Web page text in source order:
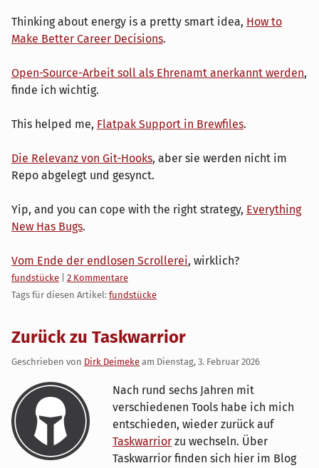
Thinking about energy is a pretty smart idea, How to
Make Better Career Decisions.
Open-Source-Arbeit soll als Ehrenamt anerkannt werden,
finde ich wichtig.
This helped me, Flatpak Support in Brewfiles.
Die Relevanz von Git-Hooks, aber sie werden nicht im
Repo abgelegt und gesynct.
Yip, and you can cope with the right strategy, Everything
New Has Bugs.
Vom Ende der endlosen Scrollerei, wirklich?
Kategorien:
fundstücke
2 Kommentare
Tags für diesen Artikel: fundstücke
Zurück zu Taskwarrior
Geschrieben von Dirk Deimeke am Dienstag, 3. Februar 2026
Nach rund sechs Jahren mit
verschiedenen Tools habe ich mich
entschieden, wieder zurück auf
Taskwarrior zu wechseln. Über
Taskwarrior finden sich hier im Blog